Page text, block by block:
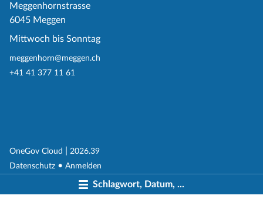
Schlagwort, Datum, ...
Meggenhornstrasse
6045 Meggen
Mittwoch bis Sonntag
meggenhorn@meggen.ch
+41 41 377 11 61
OneGov Cloud (External Link)
2026.39
Datenschutz (External Link)
Anmelden